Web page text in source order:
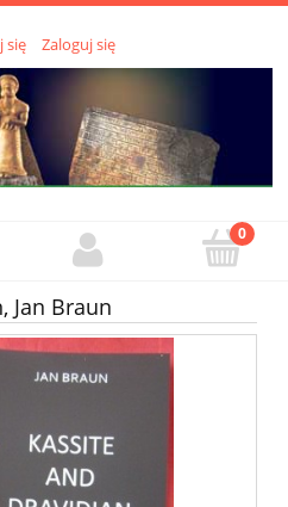
się Zaloguj się
Jan Braun